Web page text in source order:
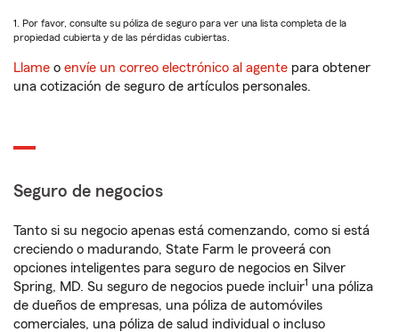
1. Por favor, consulte su póliza de seguro para ver una lista completa de la
propiedad cubierta y de las pérdidas cubiertas.
Llame o envíe un correo electrónico al agente para obtener
una cotización de seguro de artículos personales.
Seguro de negocios
Tanto si su negocio apenas está comenzando, como si está
creciendo o madurando, State Farm le proveerá con
opciones inteligentes para seguro de negocios en Silver
Spring, MD. Su seguro de negocios puede incluir1 una póliza
de dueños de empresas, una póliza de automóviles
comerciales, una póliza de salud individual o incluso